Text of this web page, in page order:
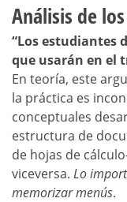
Análisis de
“Los estudiantes
que usarán en el
En teoría, este
la práctica es
conceptuales
estructura de
de hojas de
viceversa. Lo
memorizar menús.